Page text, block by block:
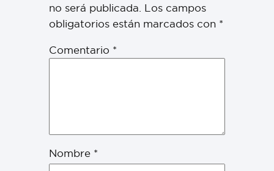
no será publicada. Los campos
obligatorios están marcados con *
Comentario *
Nombre *